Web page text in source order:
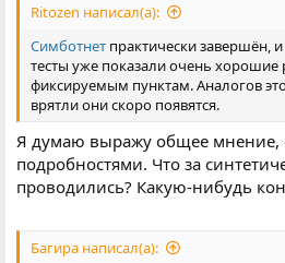
Ritozen написал(а):
Симботнет практически завершён,
тесты уже показали очень хорошие
фиксируемым пунктам. Аналогов
врятли они скоро появятся.
Я думаю выражу общее мнение,
подробностями. Что за
проводились? Какую-нибудь
Багира написал(а):